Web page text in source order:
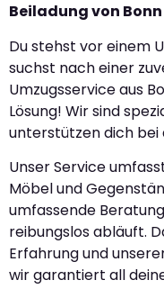
Beiladung von
Du stehst vor einem
suchst nach einer
Umzugsservice aus
Lösung! Wir sind
unterstützen dich bei
Unser Service
Möbel und
umfassende
reibungslos abläuft.
Erfahrung und
wir garantiert all